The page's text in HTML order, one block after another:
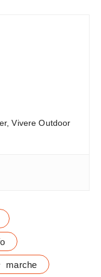
Vivere Outdoor
marche